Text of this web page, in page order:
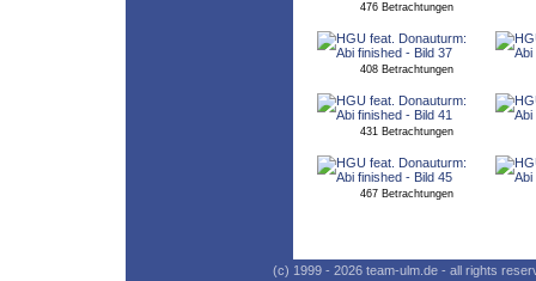
476 Betrachtungen
408 Betrachtungen
431 Betrachtungen
467 Betrachtungen
(c) 1999 - 2026 team-ulm.de - all rights